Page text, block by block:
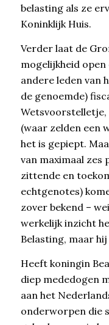
belasting als ze
Koninklijk Huis.
Verder laat de
mogelijkheid
andere leden van
de genoemde)
Wetsvoorstelletje,
(waar zelden een
het is gepiept.
van maximaal zes
zittende en
echtgenotes)
zover bekend –
werkelijk inzicht
Belasting, maar
Heeft koningin
diep mededogen
aan het
onderworpen die